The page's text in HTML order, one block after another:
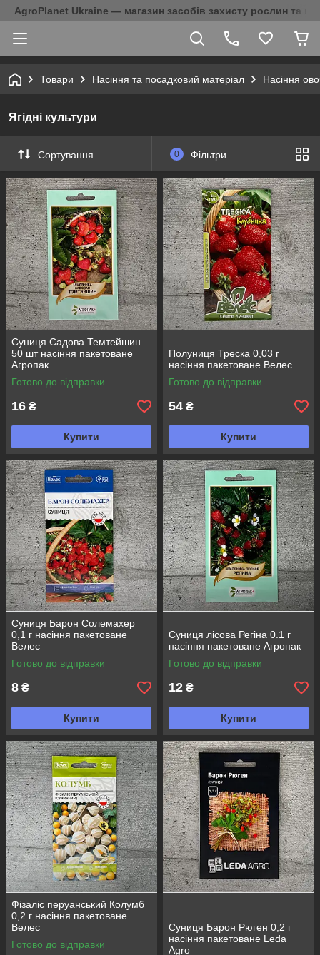
AgroPlanet Ukraine — магазин засобів захисту рослин та
Товари Насіння та посадковий матеріал Насіння
Ягідні культури
Сортування 0 Фільтри
Суниця Садова Темтейшин
50 шт насіння пакетоване
Агропак
Готово до відправки
16 ₴
Купити
Полуниця Треска 0,03 г
насіння пакетоване Велес
Готово до відправки
54 ₴
Купити
Суниця Барон Солемахер
0,1 г насіння пакетоване
Велес
Готово до відправки
8 ₴
Купити
Суниця лісова Регіна 0.1 г
насіння пакетоване Агропак
Готово до відправки
12 ₴
Купити
Фізаліс перуанський Колумб
0,2 г насіння пакетоване
Велес
Готово до відправки
Суниця Барон Рюген 0,2 г
насіння пакетоване Leda
Agro